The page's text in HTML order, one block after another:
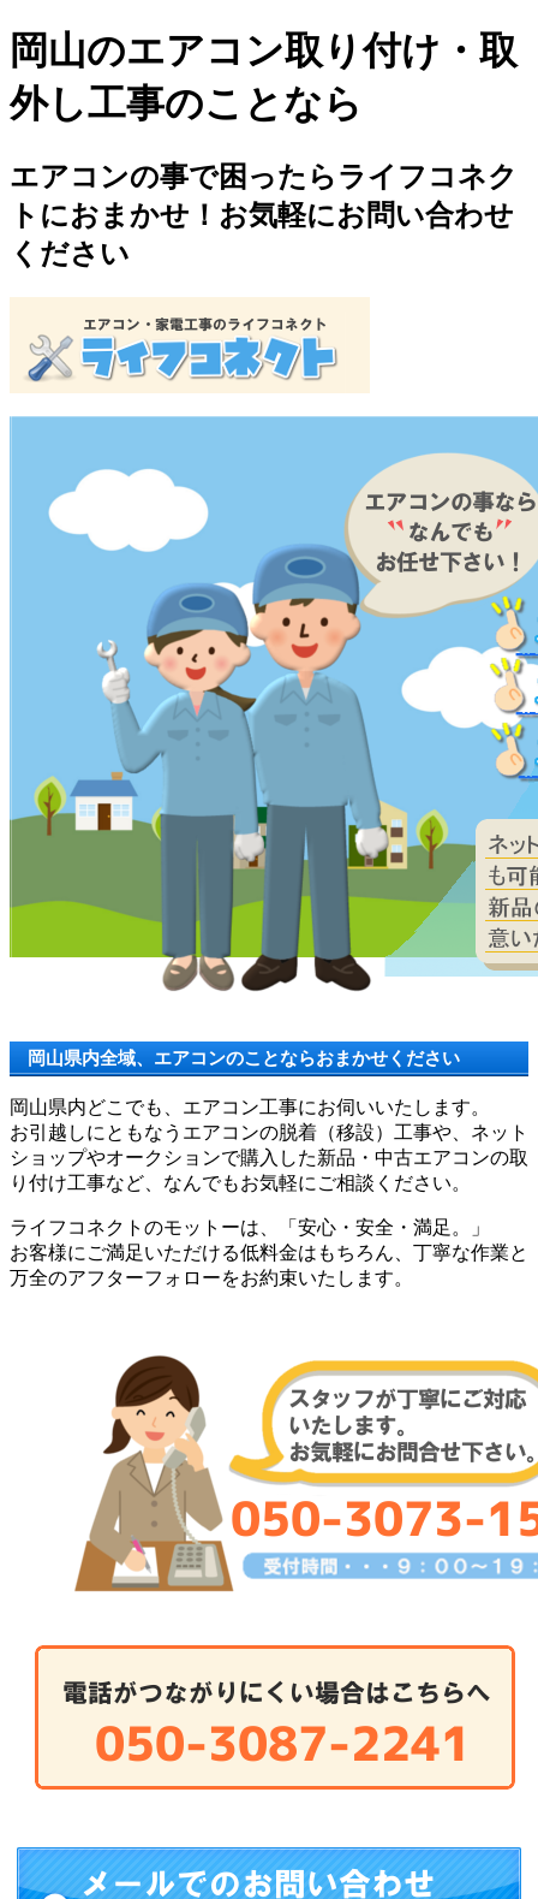
岡山のエアコン取り付け・取
外し工事のことなら
エアコンの事で困ったらライフコネク
トにおまかせ！お気軽にお問い合わせ
ください
岡山県内全域、エアコンのことならおまかせください
岡山県内どこでも、エアコン工事にお伺いいたします。
お引越しにともなうエアコンの脱着（移設）工事や、ネット
ショップやオークションで購入した新品・中古エアコンの取
り付け工事など、なんでもお気軽にご相談ください。
ライフコネクトのモットーは、「安心・安全・満足。」
お客様にご満足いただける低料金はもちろん、丁寧な作業と
万全のアフターフォローをお約束いたします。